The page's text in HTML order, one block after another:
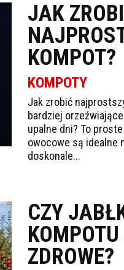
JAK
KOMPOT?
KOMPOTY
Jak zrobić
bardziej
upalne dni? To
owocowe są idealne
doskonale...
CZY
ZDROWE?